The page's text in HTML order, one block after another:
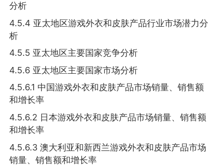
分析
4.5.4 亚太地区游戏外衣和皮肤产品行业市场潜力分
析
4.5.5 亚太地区主要国家竞争分析
4.5.6 亚太地区主要国家市场分析
4.5.6.1 中国游戏外衣和皮肤产品市场销量、销售额
和增长率
4.5.6.2 日本游戏外衣和皮肤产品市场销量、销售额
和增长率
4.5.6.3 澳大利亚和新西兰游戏外衣和皮肤产品市场
销量、销售额和增长率